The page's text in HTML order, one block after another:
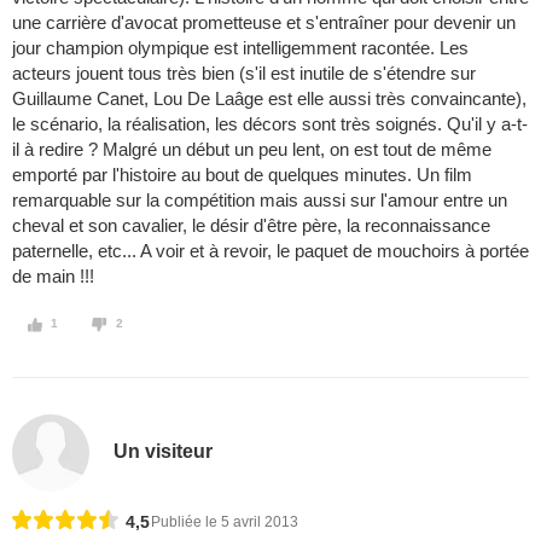
une carrière d'avocat prometteuse et s'entraîner pour devenir un
jour champion olympique est intelligemment racontée. Les
acteurs jouent tous très bien (s'il est inutile de s'étendre sur
Guillaume Canet, Lou De Laâge est elle aussi très convaincante),
le scénario, la réalisation, les décors sont très soignés. Qu'il y a-t-
il à redire ? Malgré un début un peu lent, on est tout de même
emporté par l'histoire au bout de quelques minutes. Un film
remarquable sur la compétition mais aussi sur l'amour entre un
cheval et son cavalier, le désir d'être père, la reconnaissance
paternelle, etc... A voir et à revoir, le paquet de mouchoirs à portée
de main !!!
1 2
Un visiteur
4,5 Publiée le 5 avril 2013